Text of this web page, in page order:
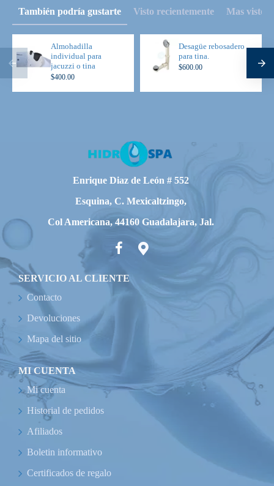
También podría gustarte Visto recientemente Mas visto
Almohadilla
individual para
jacuzzi o tina
$400.00
Desagüe rebosadero
para tina.
$600.00
Enrique Diaz de León # 552
Esquina, C. Mexicaltzingo,
Col Americana, 44160 Guadalajara, Jal.
SERVICIO AL CLIENTE
Contacto
Devoluciones
Mapa del sitio
MI CUENTA
Mi cuenta
Historial de pedidos
Afiliados
Boletin informativo
Certificados de regalo